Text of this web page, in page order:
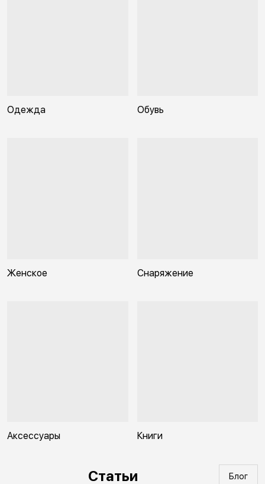
Одежда Обувь
Женское Снаряжение
Аксессуары Книги
Статьи Блог